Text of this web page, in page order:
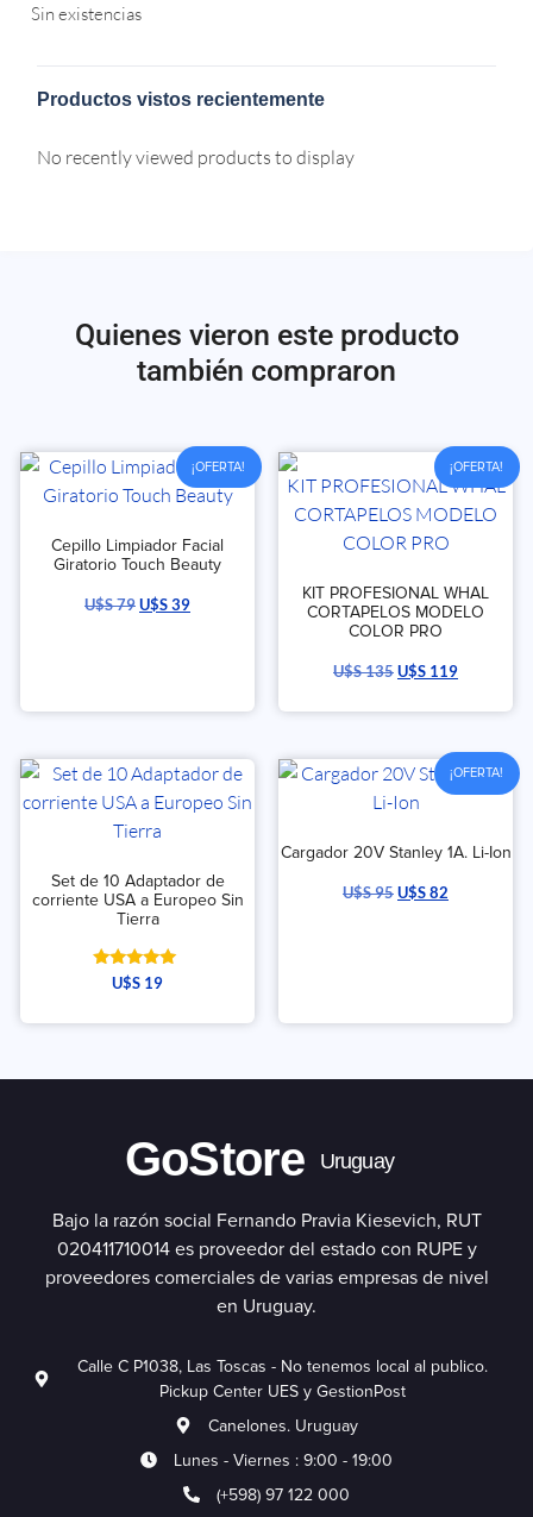
Sin existencias
Productos vistos recientemente
No recently viewed products to display
Quienes vieron este producto
también compraron
¡OFERTA!
Cepillo Limpiador Facial
Giratorio Touch Beauty
U$S79U$S39
¡OFERTA!
KIT PROFESIONAL WHAL
CORTAPELOS MODELO
COLOR PRO
U$S135U$S 119
Set de 10 Adaptador de
corriente USA a Europeo Sin
Tierra
Valorado
con
de 5
U$S 19
¡OFERTA!
Cargador 20V Stanley 1A. Li-Ion
U$S95U$S82
GoStore Uruguay
Bajo la razón social Fernando Pravia Kiesevich, RUT
020411710014 es proveedor del estado con RUPE y
proveedores comerciales de varias empresas de nivel
en Uruguay.
Calle C P1038, Las Toscas - No tenemos local al publico.
Pickup Center UES y GestionPost
Canelones. Uruguay
Lunes - Viernes : 9:00 - 19:00
(+598) 97 122 000